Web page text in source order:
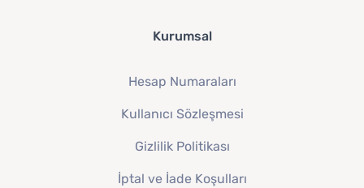
Kurumsal
Hesap Numaraları
Kullanıcı Sözleşmesi
Gizlilik Politikası
İptal ve İade Koşulları